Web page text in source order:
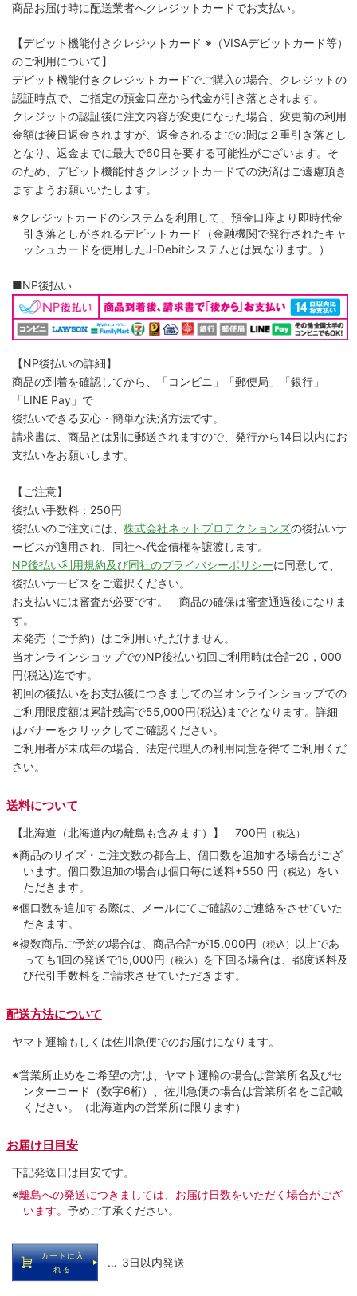
商品お届け時に配送業者へクレジットカードでお支払い。
【デビット機能付きクレジットカード ※（VISAデビットカード等）
のご利用について】
デビット機能付きクレジットカードでご購入の場合、クレジットの
認証時点で、ご指定の預金口座から代金が引き落とされます。
クレジットの認証後に注文内容が変更になった場合、変更前の利用
金額は後日返金されますが、返金されるまでの間は２重引き落とし
となり、返金までに最大で60日を要する可能性がございます。そ
のため、デビット機能付きクレジットカードでの決済はご遠慮頂き
ますようお願いいたします。
※クレジットカードのシステムを利用して、預金口座より即時代金
引き落としがされるデビットカード（金融機関で発行されたキャ
ッシュカードを使用したJ-Debitシステムとは異なります。）
■NP後払い
【NP後払いの詳細】
商品の到着を確認してから、「コンビニ」「郵便局」「銀行」
「LINE Pay」で
後払いできる安心・簡単な決済方法です。
請求書は、商品とは別に郵送されますので、発行から14日以内にお
支払いをお願いします。
【ご注意】
後払い手数料：250円
後払いのご注文には、 株式会社ネットプロテクションズの後払いサ
ービスが適用され、同社へ代金債権を譲渡します。
NP後払い利用規約及び同社のプライバシーポリシーに同意して、
後払いサービスをご選択ください。
お支払いには審査が必要です。 商品の確保は審査通過後になりま
す。
未発売（ご予約）はご利用いただけません。
当オンラインショップでのNP後払い初回ご利用時は合計20，000
円(税込)迄です。
初回の後払いをお支払後につきましての当オンラインショップでの
ご利用限度額は累計残高で55,000円(税込)までとなります。詳細
はバナーをクリックしてご確認ください。
ご利用者が未成年の場合、法定代理人の利用同意を得てご利用くだ
さい。
送料について
【北海道（北海道内の離島も含みます）】 700円 （税込）
※商品のサイズ・ご注文数の都合上、個口数を追加する場合がござ
います。個口数追加の場合は個口毎に送料+550 円 （税込） をい
ただきます。
※個口数を追加する際は、メールにてご確認のご連絡をさせていた
だきます。
※複数商品ご予約の場合は、商品合計が15,000円 （税込） 以上であ
っても1回の発送で15,000円 （税込） を下回る場合は、都度送料及
び代引手数料をご請求させていただきます。
配送方法について
ヤマト運輸もしくは佐川急便でのお届けになります。
※営業所止めをご希望の方は、ヤマト運輸の場合は営業所名及びセ
ンターコード（数字6桁）、佐川急便の場合は営業所名をご記載
ください。（北海道内の営業所に限ります）
お届け日目安
下記発送日は目安です。
※離島への発送につきましては、お届け日数をいただく場合がござ
います。 予めご了承ください。
カートに入
れる
… 3日以内発送